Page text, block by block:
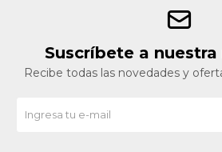
Suscríbete a
Recibe todas las novedades y